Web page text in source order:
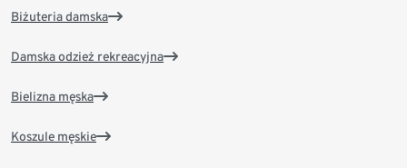
Biżuteria damska
Damska odzież rekreacyjna
Bielizna męska
Koszule męskie